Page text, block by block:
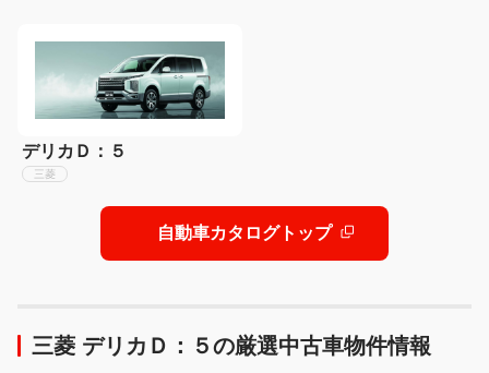
デリカＤ：５
三菱
自動車カタログトップ
三菱 デリカＤ：５の厳選中古車物件情報